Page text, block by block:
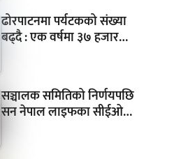
ढोरपाटनमा पर्यटकको संख्या
बढ्दै : एक वर्षमा ३७ हजार…
सञ्चालक समितिको निर्णयपछि
सन नेपाल लाइफका सीईओ…